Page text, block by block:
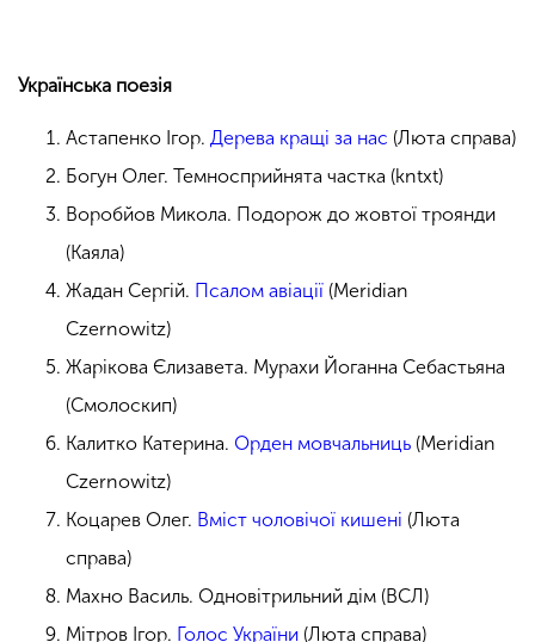
Українська поезія
Астапенко Ігор. Дерева кращі за нас (Люта справа)
Богун Олег. Темносприйнята частка (kntxt)
Воробйов Микола. Подорож до жовтої троянди
(Каяла)
Жадан Сергій. Псалом авіації (Meridian
Czernowitz)
Жарікова Єлизавета. Мурахи Йоганна Себастьяна
(Смолоскип)
Калитко Катерина. Орден мовчальниць (Meridian
Czernowitz)
Коцарев Олег. Вміст чоловічої кишені (Люта
справа)
Махно Василь. Одновітрильний дім (ВСЛ)
Мітров Ігор. Голос України (Люта справа)